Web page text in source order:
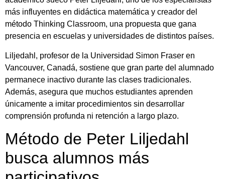
más influyentes en didáctica matemática y creador del
método Thinking Classroom, una propuesta que gana
presencia en escuelas y universidades de distintos países.
Liljedahl, profesor de la Universidad Simon Fraser en
Vancouver, Canadá, sostiene que gran parte del alumnado
permanece inactivo durante las clases tradicionales.
Además, asegura que muchos estudiantes aprenden
únicamente a imitar procedimientos sin desarrollar
comprensión profunda ni retención a largo plazo.
Método de Peter Liljedahl
busca alumnos más